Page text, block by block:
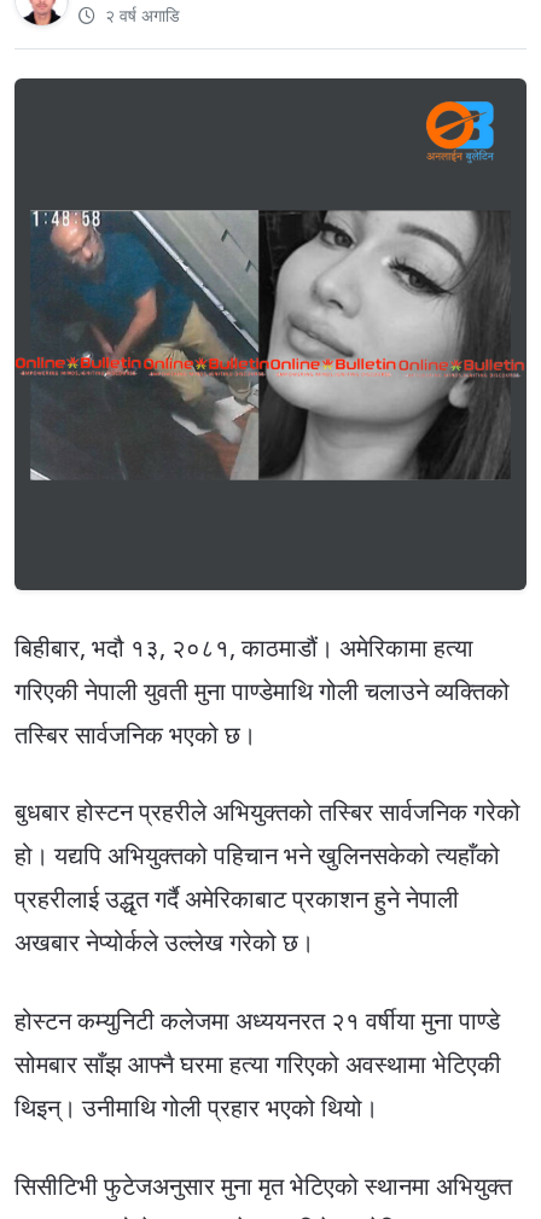
२ वर्ष अगाडि
बिहीबार, भदौ १३, २०८१, काठमाडौं। अमेरिकामा हत्या
गरिएकी नेपाली युवती मुना पाण्डेमाथि गोली चलाउने व्यक्तिको
तस्बिर सार्वजनिक भएको छ।
बुधबार होस्टन प्रहरीले अभियुक्तको तस्बिर सार्वजनिक गरेको
हो। यद्यपि अभियुक्तको पहिचान भने खुलिनसकेको त्यहाँको
प्रहरीलाई उद्धृत गर्दै अमेरिकाबाट प्रकाशन हुने नेपाली
अखबार नेप्योर्कले उल्लेख गरेको छ।
होस्टन कम्युनिटी कलेजमा अध्ययनरत २१ वर्षीया मुना पाण्डे
सोमबार साँझ आफ्नै घरमा हत्या गरिएको अवस्थामा भेटिएकी
थिइन्। उनीमाथि गोली प्रहार भएको थियो।
सिसीटिभी फुटेजअनुसार मुना मृत भेटिएको स्थानमा अभियुक्त